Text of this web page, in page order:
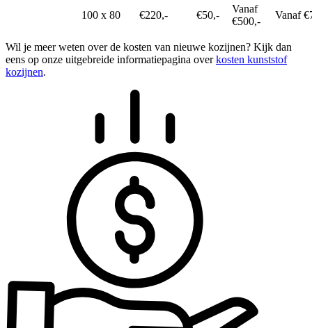
100 x 80 €220,- €50,-
Vanaf
€500,-
Vanaf
Wil je meer weten over de kosten van nieuwe kozijnen? Kijk dan
eens op onze uitgebreide informatiepagina overkosten kunststof
kozijnen.